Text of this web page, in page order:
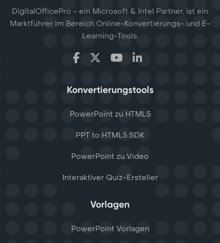
DigitalOfficePro - ein Microsoft & Intel Partner, ist ein
Marktführer im Bereich Online-Konvertierungs- und E-
Learning-Tools.
Konvertierungstools
PowerPoint zu HTML5
PPT to HTML5 SDK
PowerPoint zu Video
Interaktiver Quiz-Ersteller
Vorlagen
PowerPoint Vorlagen